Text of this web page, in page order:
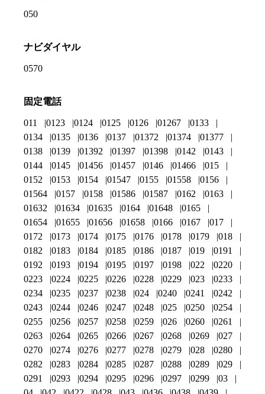
050
ナビダイヤル
0570
固定電話
011 0123 0124 0125 0126 01267
0133
0134
0135 0136 0137 01372 01374
01377
0138
0139 01392 01397 01398 0142
0143
0144
0145 01456 01457 0146 01466
015
0152
0153 0154 01547 0155 01558
0156
01564
0157 0158 01586 01587 0162
0163
01632
01634 01635 0164 01648
0165
01654
01655 01656 01658 0166 0167
017
0172
0173 0174 0175 0176 0178 0179
018
0182
0183 0184 0185 0186 0187 019
0191
0192
0193 0194 0195 0197 0198 022
0220
0223
0224 0225 0226 0228 0229 023
0233
0234
0235 0237 0238 024 0240 0241
0242
0243
0244 0246 0247 0248 025 0250
0254
0255
0256 0257 0258 0259 026 0260
0261
0263
0264 0265 0266 0267 0268 0269
027
0270
0274 0276 0277 0278 0279 028
0280
0282
0283 0284 0285 0287 0288 0289
029
0291
0293 0294 0295 0296 0297 0299
03